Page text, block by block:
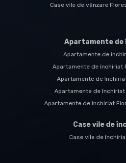
Case vile de vânzare
Apartamente
Apartamente de
Apartamente de închiriat
Apartamente de
Apartamente de închiriat
Apartamente de închiriat
Case vile de
Case vile de